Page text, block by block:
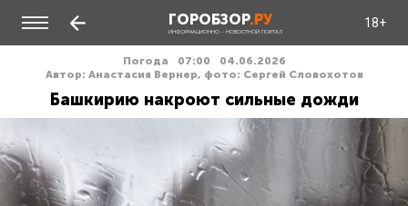
ГОРОБЗОР.РУ
ИНФОРМАЦИОННО - НОВОСТНОЙ ПОРТАЛ
18+
Погода 07:00
04.06.2026
Автор: Анастасия Вернер, фото: Сергей Словохотов
Башкирию накроют сильные дожди